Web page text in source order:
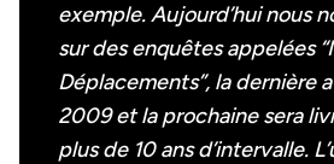
exemple. Aujourd’hui nous
sur des enquêtes appelées
Déplacements”, la dernière
2009 et la prochaine sera
plus de 10 ans d’intervalle.